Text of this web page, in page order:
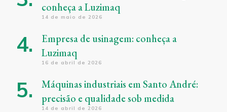
conheça a Luzimaq
14 de maio de 2026
Empresa de usinagem: conheça a
Luzimaq
16 de abril de 2026
Máquinas industriais em Santo André:
precisão e qualidade sob medida
14 de abril de 2026